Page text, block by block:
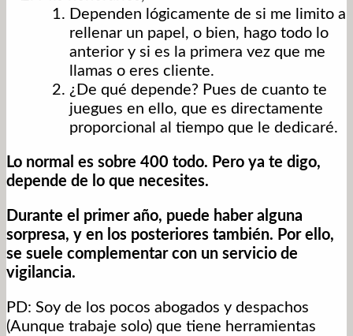
Dependen lógicamente de si me limito a
rellenar un papel, o bien, hago todo lo
anterior y si es la primera vez que me
llamas o eres cliente.
¿De qué depende? Pues de cuanto te
juegues en ello, que es directamente
proporcional al tiempo que le dedicaré.
Lo normal es sobre 400 todo. Pero ya te digo,
depende de lo que necesites.
Durante el primer año, puede haber alguna
sorpresa, y en los posteriores también. Por ello,
se suele complementar con un servicio de
vigilancia.
PD: Soy de los pocos abogados y despachos
(Aunque trabaje solo) que tiene herramientas